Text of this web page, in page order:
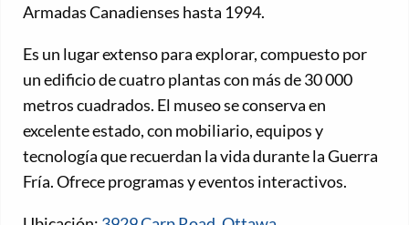
Armadas Canadienses hasta 1994.
Es un lugar extenso para explorar, compuesto por
un edificio de cuatro plantas con más de 30 000
metros cuadrados. El museo se conserva en
excelente estado, con mobiliario, equipos y
tecnología que recuerdan la vida durante la Guerra
Fría. Ofrece programas y eventos interactivos.